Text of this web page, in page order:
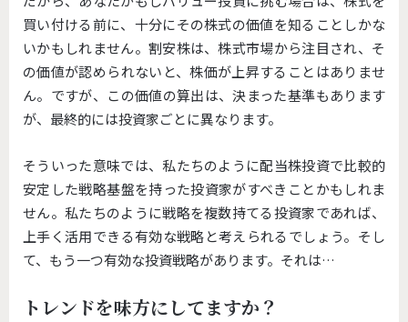
買い付ける前に、十分にその株式の価値を知ることしかな
いかもしれません。割安株は、株式市場から注目され、そ
の価値が認められないと、株価が上昇することはありませ
ん。ですが、この価値の算出は、決まった基準もあります
が、最終的には投資家ごとに異なります。
そういった意味では、私たちのように配当株投資で比較的
安定した戦略基盤を持った投資家がすべきことかもしれま
せん。私たちのように戦略を複数持てる投資家であれば、
上手く活用できる有効な戦略と考えられるでしょう。そし
て、もう一つ有効な投資戦略があります。それは…
トレンドを味方にしてますか？